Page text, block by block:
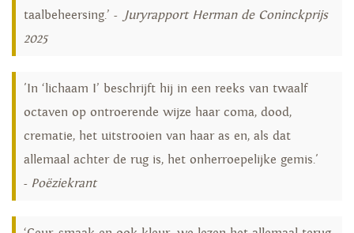
taalbeheersing.’ - Juryrapport Herman de Coninckprijs
2025
'In ‘lichaam I’ beschrijft hij in een reeks van twaalf
octaven op ontroerende wijze haar coma, dood,
crematie, het uitstrooien van haar as en, als dat
allemaal achter de rug is, het onherroepelijke gemis.'
- Poëziekrant